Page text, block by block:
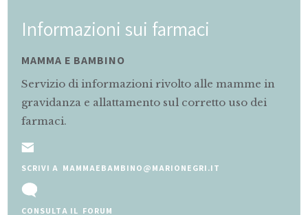
Informazioni sui farmaci
MAMMA E BAMBINO
Servizio di informazioni rivolto alle mamme in
gravidanza e allattamento sul corretto uso dei
farmaci.
SCRIVI A MAMMAEBAMBINO@MARIONEGRI.IT
CONSULTA IL FORUM